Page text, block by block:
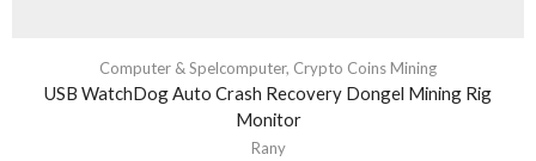
Computer & Spelcomputer, Crypto Coins Mining
USB WatchDog Auto Crash Recovery Dongel Mining Rig
Monitor
Rany